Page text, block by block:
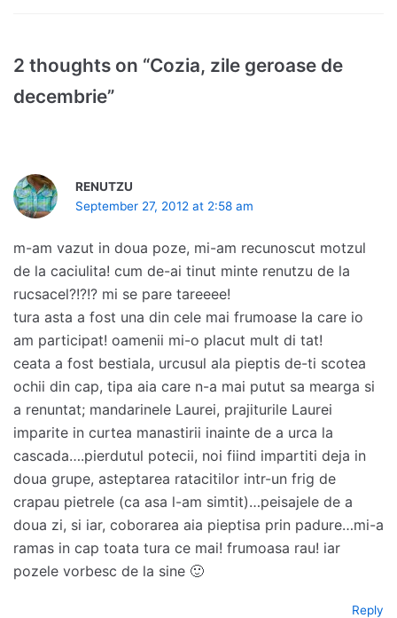
2 thoughts on “Cozia, zile geroase de
decembrie”
RENUTZU
September 27, 2012 at 2:58 am
m-am vazut in doua poze, mi-am recunoscut motzul
de la caciulita! cum de-ai tinut minte renutzu de la
rucsacel?!?!? mi se pare tareeee!
tura asta a fost una din cele mai frumoase la care io
am participat! oamenii mi-o placut mult di tat!
ceata a fost bestiala, urcusul ala pieptis de-ti scotea
ochii din cap, tipa aia care n-a mai putut sa mearga si
a renuntat; mandarinele Laurei, prajiturile Laurei
imparite in curtea manastirii inainte de a urca la
cascada….pierdutul potecii, noi fiind impartiti deja in
doua grupe, asteptarea ratacitilor intr-un frig de
crapau pietrele (ca asa l-am simtit)…peisajele de a
doua zi, si iar, coborarea aia pieptisa prin padure…mi-a
ramas in cap toata tura ce mai! frumoasa rau! iar
pozele vorbesc de la sine 🙂
Reply